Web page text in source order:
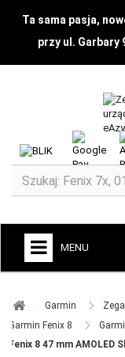
Ta sama pasja,
przy ul. Garbary
MENU
ZEGARKI DLA DZIECI
Garmin ​
Garmin Fenix 8 ​
Fenix 8 47 mm AMOLED